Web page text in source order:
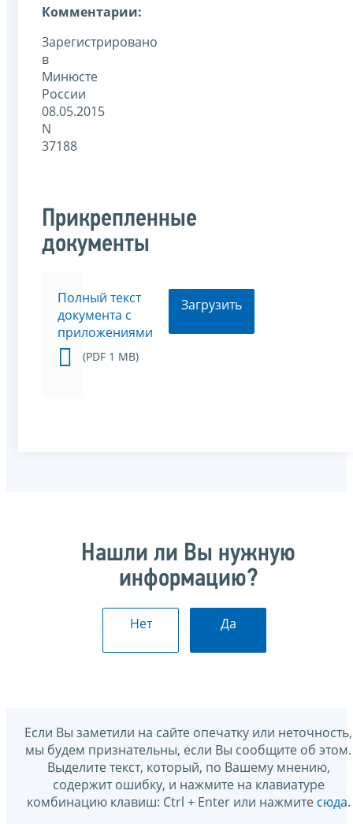
Комментарии:
Зарегистрировано
в
Минюсте
России
08.05.2015
N
37188
Прикрепленные
документы
Полный текст
документа с
приложениями
(PDF 1 MB)
Загрузить
Нашли ли Вы нужную
информацию?
Нет Да
Если Вы заметили на сайте опечатку или неточность,
мы будем признательны, если Вы сообщите об этом.
Выделите текст, который, по Вашему мнению,
содержит ошибку, и нажмите на клавиатуре
комбинацию клавиш: Ctrl + Enter или нажмите сюда.